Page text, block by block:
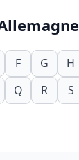
F G H
Q R S